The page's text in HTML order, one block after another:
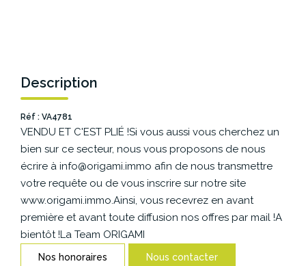
ESPACE BAILLEURS
ESPACE VENDEUR
CONTACT
Description
Réf : VA4781
VENDU ET C'EST PLIÉ !Si vous aussi vous cherchez un
bien sur ce secteur, nous vous proposons de nous
écrire à info@origami.immo afin de nous transmettre
votre requête ou de vous inscrire sur notre site
www.origami.immo.Ainsi, vous recevrez en avant
première et avant toute diffusion nos offres par mail !A
bientôt !La Team ORIGAMI
Nos honoraires Nous contacter